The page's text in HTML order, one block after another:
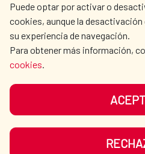
Puede optar por activar o
cookies, aunque la desactivación
su experiencia de navegación.
Para obtener más información,
cookies.
OUR SOCIAL MEDIA